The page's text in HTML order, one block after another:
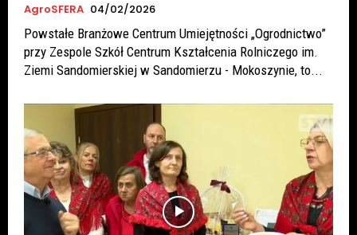
AgroSFERA 04/02/2026
Powstałe Branżowe Centrum Umiejętności „Ogrodnictwo”
przy Zespole Szkół Centrum Kształcenia Rolniczego im.
Ziemi Sandomierskiej w Sandomierzu - Mokoszynie, to...